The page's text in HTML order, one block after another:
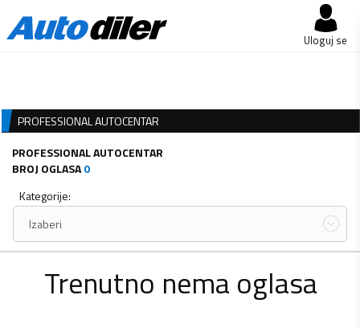
Uloguj se
PROFESSIONAL AUTOCENTAR
PROFESSIONAL AUTOCENTAR
BROJ OGLASA0
Kategorije:
Izaberi
Trenutno nema oglasa